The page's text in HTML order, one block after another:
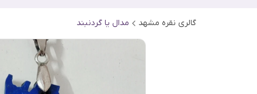
گالری نقره مشهد مدال یا گردنبند